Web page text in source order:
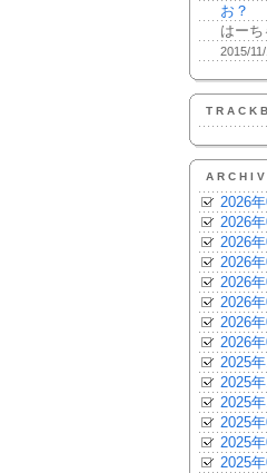
お？
はーち
2015/
2026年
2026年
2026年
2026年
2026年
2026年
2026年
2026年
2025年
2025年
2025年
2025年
2025年
2025年